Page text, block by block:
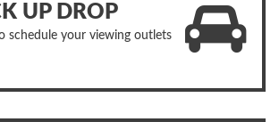
UP DROP
schedule your viewing outlets